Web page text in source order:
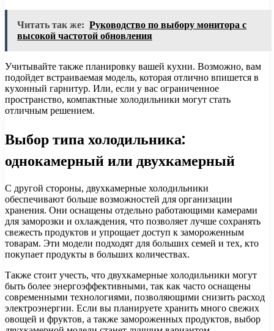
Читать так же: Руководство по выбору монитора с
высокой частотой обновления
Учитывайте также планировку вашей кухни. Возможно, вам
подойдет встраиваемая модель, которая отлично впишется в
кухонный гарнитур. Или, если у вас ограниченное
пространство, компактные холодильники могут стать
отличным решением.
Выбор типа холодильника:
однокамерный или двухкамерный
С другой стороны, двухкамерные холодильники
обеспечивают больше возможностей для организации
хранения. Они оснащены отдельно работающими камерами
для заморозки и охлаждения, что позволяет лучше сохранять
свежесть продуктов и упрощает доступ к замороженным
товарам. Эти модели подходят для больших семей и тех, кто
покупает продукты в больших количествах.
Также стоит учесть, что двухкамерные холодильники могут
быть более энергоэффективными, так как часто оснащены
современными технологиями, позволяющими снизить расход
электроэнергии. Если вы планируете хранить много свежих
овощей и фруктов, а также замороженных продуктов, выбор